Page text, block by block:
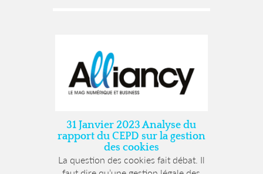
31 Janvier 2023 Analyse du
rapport du CEPD sur la gestion
des cookies
La question des cookies fait débat. Il